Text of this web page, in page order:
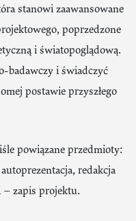
stanowi zaawansowane
poprzedzone
i światopoglądową.
badawczy i świadczyć
postawie przyszłego
powiązane przedmioty:
redakcja
– zapis projektu.